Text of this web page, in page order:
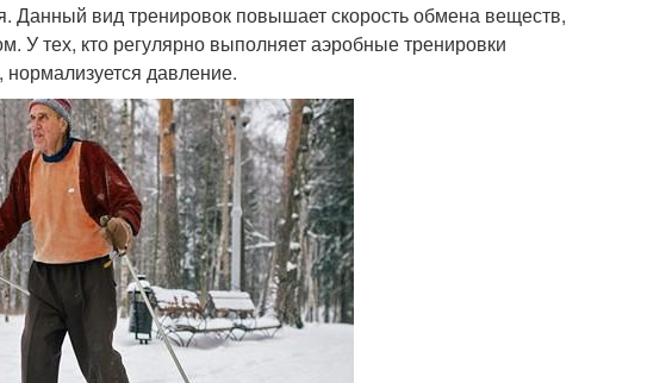
Данный вид тренировок повышает скорость обмена веществ,
У тех, кто регулярно выполняет аэробные тренировки
давление.